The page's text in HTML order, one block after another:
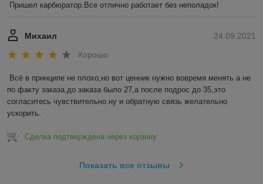
Пришел карбюратор.Все отлично работает без неполадок!
24.09.2021
Михаил
Хорошо
Всё в принципе не плохо,но вот ценник нужно вовремя менять а не
по факту заказа.до заказа было 27,а после подрос до 35,это
согласитесь чувствительно.ну и обратную связь желательно
ускорить.
Сделка подтверждена через корзину
Показать все отзывы